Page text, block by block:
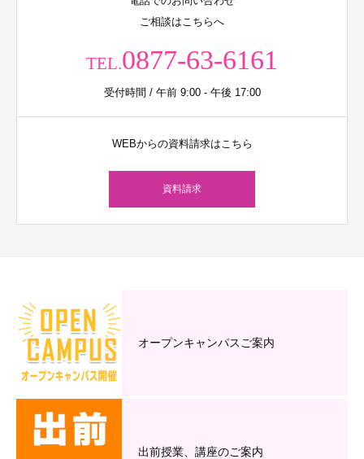
ご相談はこちらへ
TEL.0877-63-6161
受付時間 / 午前 9:00 - 午後 17:00
WEBからの資料請求はこちら
資料請求
オープンキャンパスご案内
出前授業、講座のご案内